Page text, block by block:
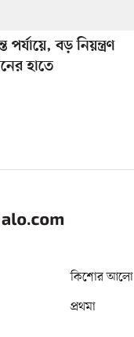
বড় নিয়ন্ত্রণ
হাতে
কিশোর আলো
প্রথমা